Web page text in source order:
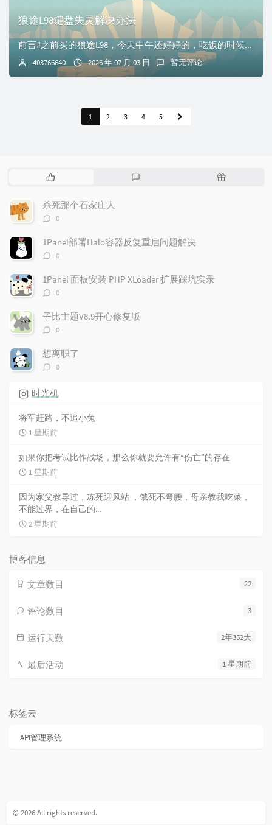
狼途L98键盘失灵解决办法
前言#之前买的狼途L98，今天中午还好好的，吃饭的时候给拔下来扔一边，吃完饭再次插上就发现出来右上角的旋钮正常、RGB灯正常外，所有按键都不好用了。后面甚...
403766640 2026 年 07 月 03 日 暂无评论
1 2 3 4 5
热
文
章
随
杀死那个石家庄人
评
数：
0
1Panel部署Halo容器反复重启问题解决
评
数：
0
1Panel 面板安装 PHP XLoader 扩展踩坑实录
评
数：
0
子比主题V8.9开心修复版
评
数：
0
想离职了
评
0
时光机
将军赶路，不追小兔
1 星期前
如果你把考试比作战场，那么你就要允许有“伤亡”的存在
1 星期前
因为家父教导过，冻死迎风站 ，饿死不弯腰，母亲教我吃菜，
不能过界，在自己的...
2 星期前
博客信息
22
文章数目
3
评论数目
2年352天
运行天数
1 星期前
最后活动
标签云
API管理系统
© 2026 All rights reserved.